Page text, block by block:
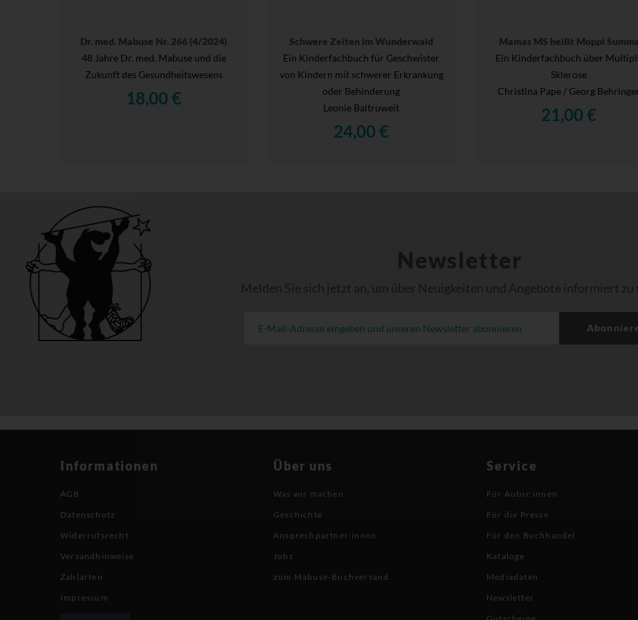
Dr. med. Mabuse Nr. 266 (4/2024)
48 Jahre Dr. med. Mabuse und die
Zukunft des Gesundheitswesens
18,00 €
Schwere Zeiten im Wunderwald
Ein Kinderfachbuch für Geschwister
von Kindern mit schwerer Erkrankung
oder Behinderung
Leonie Baltruweit
24,00 €
Mamas MS heißt Moppi Summs
Ein Kinderfachbuch über
Sklerose
Christina Pape / Georg
21,00 €
Newsletter
Melden Sie sich jetzt an, um über Neuigkeiten und Angebote informiert zu
Informationen
AGB
Datenschutz
Widerrufsrecht
Versandhinweise
Zahlarten
Impressum
Über uns
Was wir machen
Geschichte
Ansprechpartner:innen
Jobs
zum Mabuse-Buchversand
Service
Für Autor:innen
Für die Presse
Für den Buchhandel
Kataloge
Mediadaten
Newsletter